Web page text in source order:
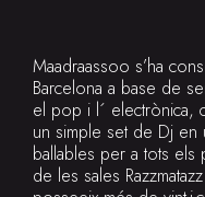
Maadraassoo s’ha
Barcelona a base de
el pop i l´ electrònica,
un simple set de Dj en
ballables per a tots els
de les sales